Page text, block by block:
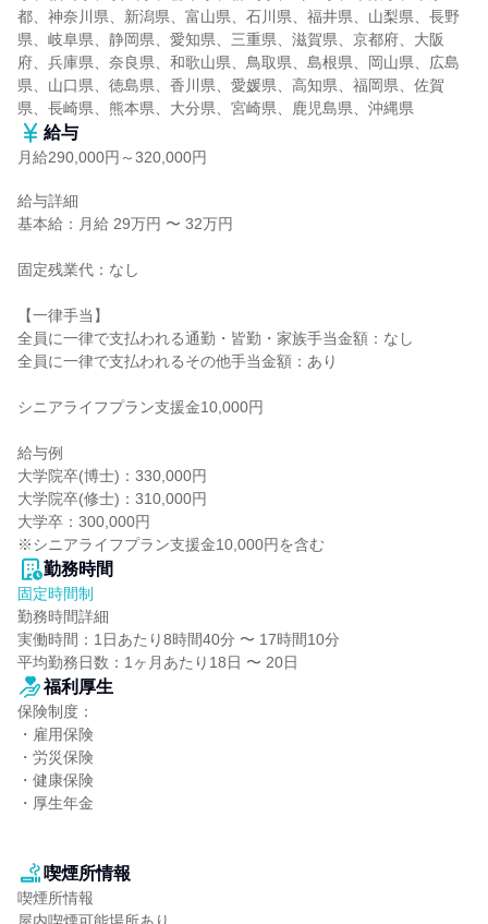
都、神奈川県、新潟県、富山県、石川県、福井県、山梨県、長野
県、岐阜県、静岡県、愛知県、三重県、滋賀県、京都府、大阪
府、兵庫県、奈良県、和歌山県、鳥取県、島根県、岡山県、広島
県、山口県、徳島県、香川県、愛媛県、高知県、福岡県、佐賀
県、長崎県、熊本県、大分県、宮崎県、鹿児島県、沖縄県
給与
月給290,000円～320,000円
給与詳細
基本給：月給 29万円 〜 32万円
固定残業代：なし
【一律手当】
全員に一律で支払われる通勤・皆勤・家族手当金額：なし
全員に一律で支払われるその他手当金額：あり
シニアライフプラン支援金10,000円
給与例
大学院卒(博士)：330,000円
大学院卒(修士)：310,000円
大学卒：300,000円
※シニアライフプラン支援金10,000円を含む
勤務時間
固定時間制
勤務時間詳細
実働時間：1日あたり8時間40分 〜 17時間10分
平均勤務日数：1ヶ月あたり18日 〜 20日
福利厚生
保険制度：
・雇用保険
・労災保険
・健康保険
・厚生年金
喫煙所情報
喫煙所情報